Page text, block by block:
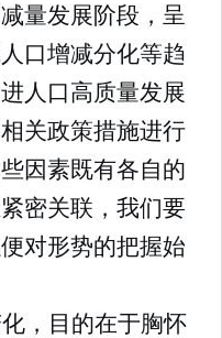
量发展阶段，呈
口增减分化等趋
人口高质量发展
关政策措施进行
因素既有各自的
密关联，我们要
对形势的把握始
，目的在于胸怀